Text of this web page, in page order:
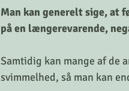
Man kan generelt sige, at
på en længerevarende,
Samtidig kan mange af de
svimmelhed, så man kan